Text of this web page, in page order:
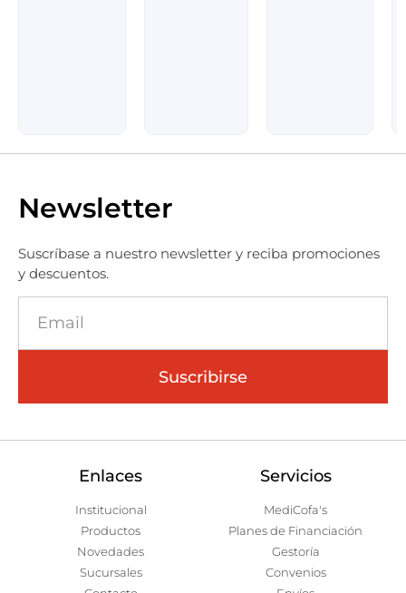
Newsletter
Suscríbase a nuestro newsletter y reciba promociones
y descuentos.
Suscribirse
Enlaces
Institucional
Productos
Novedades
Sucursales
Servicios
MediCofa's
Planes de Financiación
Gestoría
Convenios